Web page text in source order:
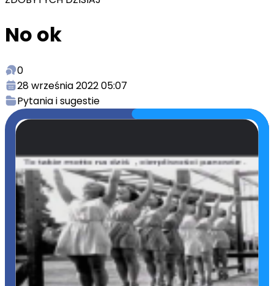
No ok
0
28 września 2022 05:07
Pytania i sugestie